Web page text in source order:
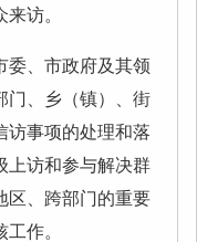
访。
、市政府及其领
门、乡（镇）、街
访事项的处理和落
上访和参与解决群
区、跨部门的重要
作。